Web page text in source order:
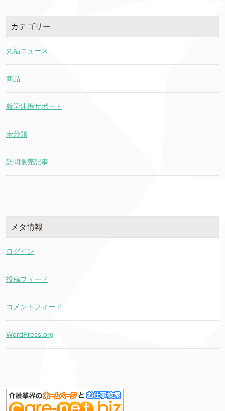
カテゴリー
丸福ニュース
商品
就労連携サポート
未分類
訪問販売記事
メタ情報
ログイン
投稿フィード
コメントフィード
WordPress.org